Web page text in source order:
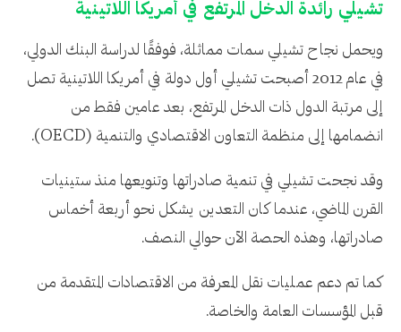
تشيلي رائدة الدخل المرتفع في أمريكا اللاتينية
ويحمل نجاح تشيلي سمات مماثلة، فوفقًا لدراسة البنك الدولي،
في عام 2012 أصبحت تشيلي أول دولة في أمريكا اللاتينية تصل
إلى مرتبة الدول ذات الدخل المرتفع، بعد عامين فقط من
انضمامها إلى منظمة التعاون الاقتصادي والتنمية (OECD).
وقد نجحت تشيلي في تنمية صادراتها وتنويعها منذ ستينيات
القرن الماضي، عندما كان التعدين يشكل نحو أربعة أخماس
صادراتها، وهذه الحصة الآن حوالي النصف.
كما تم دعم عمليات نقل المعرفة من الاقتصادات المتقدمة من
قبل المؤسسات العامة والخاصة.